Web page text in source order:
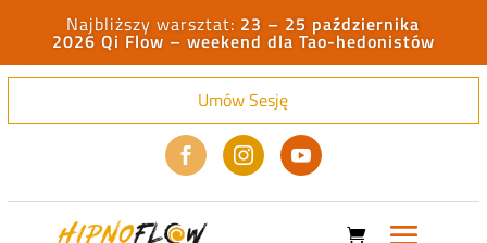
23 – 25 października
2026 Qi Flow – weekend dla Tao-hedonistów
Umów Sesję
  